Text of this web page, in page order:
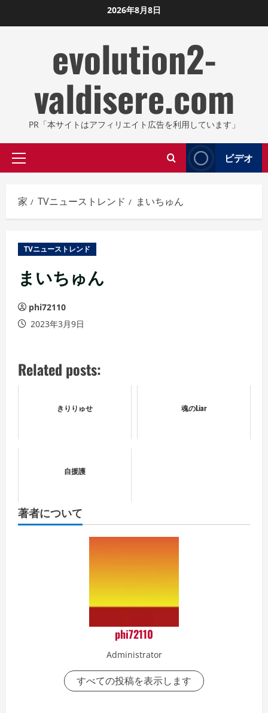
ン
2026年8月8日
evolution2-
valdisere.com
PR「本サイトはアフィリエイト広告を利用しています」
プ
イ
マ
ニ
ュ
ー
ビデオ
家 TVニューストレンド まいちゅん
TVニューストレンド
まいちゅん
phi72110
2023年3月9日
Related posts:
きりりゅせ 魂のLiar
自援護
著者について
phi72110
Administrator
すべての投稿を表示します